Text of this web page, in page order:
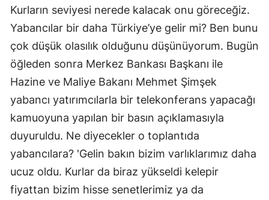
Kurların seviyesi nerede kalacak onu göreceğiz.
Yabancılar bir daha Türkiye’ye gelir mi? Ben bunu
çok düşük olasılık olduğunu düşünüyorum. Bugün
öğleden sonra Merkez Bankası Başkanı ile
Hazine ve Maliye Bakanı Mehmet Şimşek
yabancı yatırımcılarla bir telekonferans yapacağı
kamuoyuna yapılan bir basın açıklamasıyla
duyuruldu. Ne diyecekler o toplantıda
yabancılara? 'Gelin bakın bizim varlıklarımız daha
ucuz oldu. Kurlar da biraz yükseldi kelepir
fiyattan bizim hisse senetlerimiz ya da